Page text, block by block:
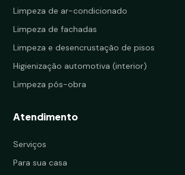
Limpeza de ar-condicionado
Limpeza de fachadas
Limpeza e desencrustação de pisos
Higienização automotiva (interior)
Limpeza pós-obra
Atendimento
Serviços
Para sua casa